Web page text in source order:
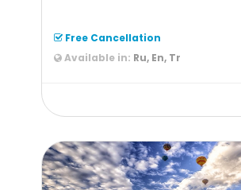
Free Cancellation
Available in: Ru, En, Tr